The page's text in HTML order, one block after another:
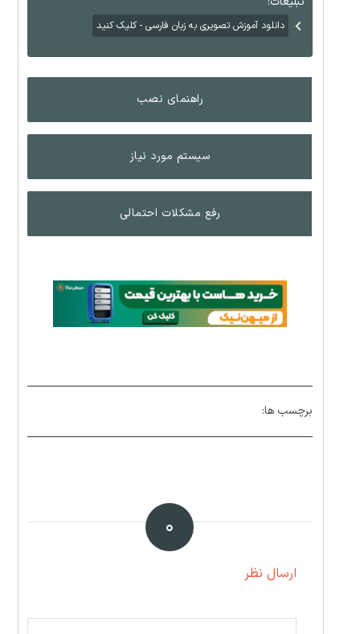
دانلود آموزش تصویری به زبان فارسی - کلیک کنید
راهنمای نصب
سیستم مورد نیاز
رفع مشکلات احتمالی
برچسب ها:
۰
ارسال نظر